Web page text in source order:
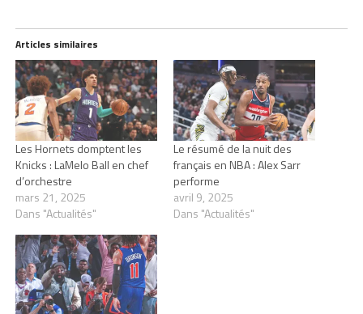
Articles similaires
Les Hornets domptent les
Knicks : LaMelo Ball en chef
d’orchestre
mars 21, 2025
Dans "Actualités"
Le résumé de la nuit des
français en NBA : Alex Sarr
performe
avril 9, 2025
Dans "Actualités"